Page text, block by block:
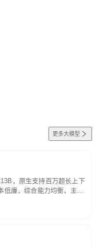
更多大模型
，原生支持百万超长上下
低廉，综合能力均衡，主打
创作、基础 RAG、批量